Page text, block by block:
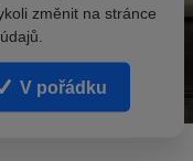
změnit na stránce
V pořádku